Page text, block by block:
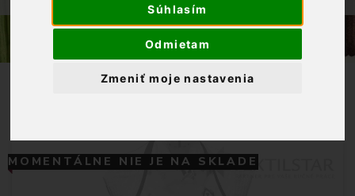
Súhlasím
Odmietam
Zmeniť moje nastavenia
MOMENTÁLNE NIE JE NA SKLADE